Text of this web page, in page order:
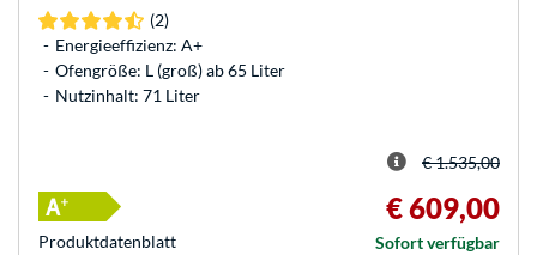
(2)
Energieeffizienz: A+
Ofengröße: L (groß) ab 65 Liter
Nutzinhalt: 71 Liter
€ 1.535,00
€ 609,00
Sofort verfügbar
Produkt­datenblatt